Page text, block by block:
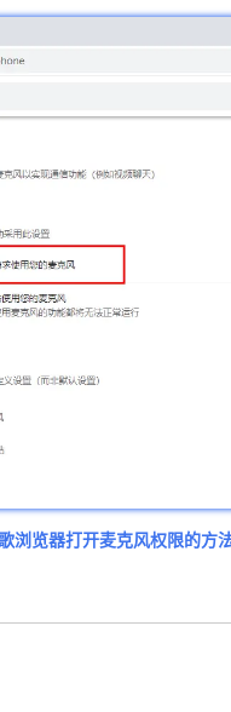
浏览器打开麦克风权限的方